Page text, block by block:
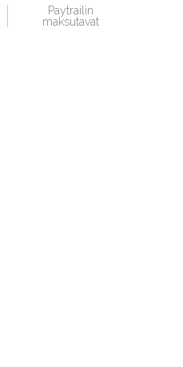
Paytrailin
maksutavat